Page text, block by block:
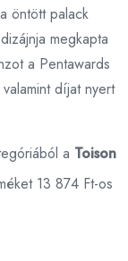
öntött palack
megkapta
a Pentawards
díjat nyert
a Toison
13 874 Ft-os